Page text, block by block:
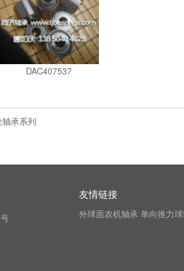
DAC407537
承系列
友情链接
外球面农机轴承 单向推力